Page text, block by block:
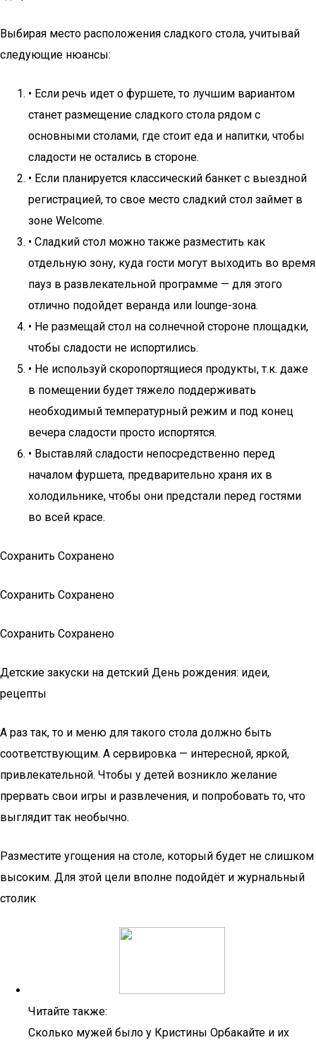
Выбирая место расположения сладкого стола, учитывай
следующие нюансы:
• Если речь идет о фуршете, то лучшим вариантом
станет размещение сладкого стола рядом с
основными столами, где стоит еда и напитки, чтобы
сладости не остались в стороне.
• Если планируется классический банкет с выездной
регистрацией, то свое место сладкий стол займет в
зоне Welcome.
• Сладкий стол можно также разместить как
отдельную зону, куда гости могут выходить во время
пауз в развлекательной программе — для этого
отлично подойдет веранда или lounge-зона.
• Не размещай стол на солнечной стороне площадки,
чтобы сладости не испортились.
• Не используй скоропортящиеся продукты, т.к. даже
в помещении будет тяжело поддерживать
необходимый температурный режим и под конец
вечера сладости просто испортятся.
• Выставляй сладости непосредственно перед
началом фуршета, предварительно храня их в
холодильнике, чтобы они предстали перед гостями
во всей красе.
Сохранить Сохранено
Сохранить Сохранено
Сохранить Сохранено
Детские закуски на детский День рождения: идеи,
рецепты
А раз так, то и меню для такого стола должно быть
соответствующим. А сервировка — интересной, яркой,
привлекательной. Чтобы у детей возникло желание
прервать свои игры и развлечения, и попробовать то, что
выглядит так необычно.
Разместите угощения на столе, который будет не слишком
высоким. Для этой цели вполне подойдёт и журнальный
столик
Читайте также:
Сколько мужей было у Кристины Орбакайте и их